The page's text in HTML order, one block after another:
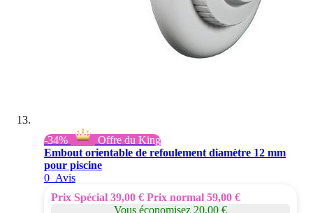
-34%
Offre du King
Embout orientable de refoulement diamètre 12 mm
pour piscine
0 Avis
Prix Spécial 39,00 € Prix normal 59,00 €
Vous économisez 20,00 €